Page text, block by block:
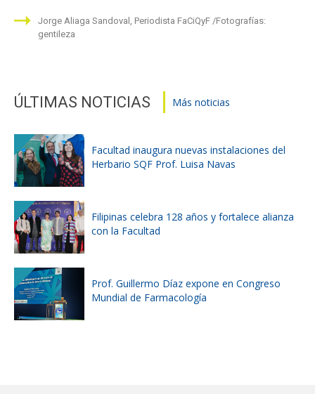
Jorge Aliaga Sandoval, Periodista FaCiQyF Fotografías:
gentileza
ÚLTIMAS NOTICIAS Más noticias
Facultad inaugura nuevas instalaciones del
Herbario SQF Prof. Luisa Navas
Filipinas celebra 128 años y fortalece alianza
con la Facultad
Prof. Guillermo Díaz expone en Congreso
Mundial de Farmacología